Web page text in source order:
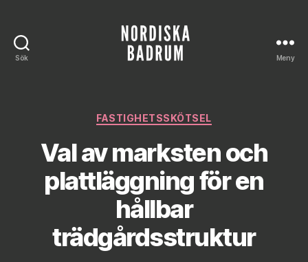
Sök Meny
Kategorier
FASTIGHETSSKÖTSEL
Val av marksten och
plattläggning för en
hållbar
trädgårdsstruktur